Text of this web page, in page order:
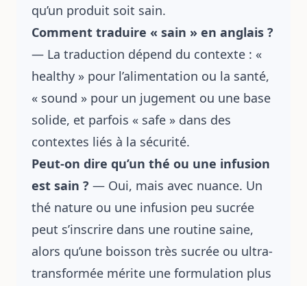
qu’un produit soit sain.
Comment traduire « sain » en anglais ?
— La traduction dépend du contexte : «
healthy » pour l’alimentation ou la santé,
« sound » pour un jugement ou une base
solide, et parfois « safe » dans des
contextes liés à la sécurité.
Peut-on dire qu’un thé ou une infusion
est sain ? — Oui, mais avec nuance. Un
thé nature ou une infusion peu sucrée
peut s’inscrire dans une routine saine,
alors qu’une boisson très sucrée ou ultra-
transformée mérite une formulation plus